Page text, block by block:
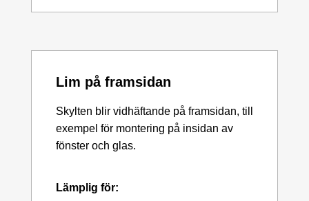
Lim på framsidan
Skylten blir vidhäftande på framsidan, till
exempel för montering på insidan av
fönster och glas.
Lämplig för: